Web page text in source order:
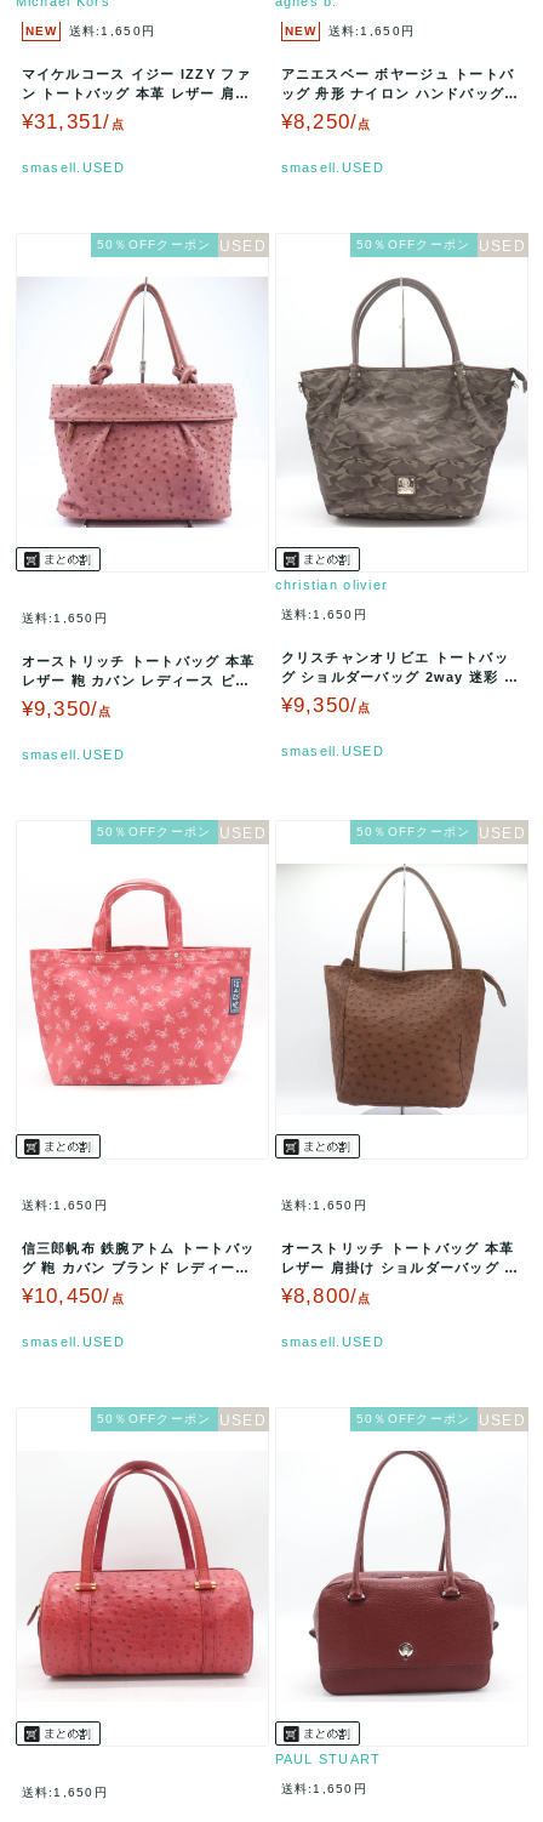
NEW 送料:1,650円
マイケルコース イジー IZZY ファ
ン トートバッグ 本革 レザー 肩掛
け 鞄 ブランド レディー…
¥31,351/ 点
smasell.USED
NEW 送料:1,650円
アニエスベー ボヤージュ トートバ
ッグ 舟形 ナイロン ハンドバッグ
鞄 ブランド レディース グレ…
¥8,250/点
smasell.USED
50％OFFクーポン
送料:1,650円
オーストリッチ トートバッグ 本革
レザー 鞄 カバン レディース ピン
クベージュ ostrich …
¥9,350/点
smasell.USED
50％OFFクーポン
christian olivier
送料:1,650円
クリスチャンオリビエ トートバッ
グ ショルダーバッグ 2way 迷彩 鞄
カバン ブランド レディー…
¥9,350/点
smasell.USED
50％OFFクーポン
送料:1,650円
信三郎帆布 鉄腕アトム トートバッ
グ 鞄 カバン ブランド レディース
レッド SHINZABURO…
¥10,450/ 点
smasell.USED
50％OFFクーポン
送料:1,650円
オーストリッチ トートバッグ 本革
レザー 肩掛け ショルダーバッグ 鞄
カバン ブランド レディー…
¥8,800/点
smasell.USED
50％OFFクーポン
送料:1,650円
50％OFFクーポン
PAUL STUART
送料:1,650円